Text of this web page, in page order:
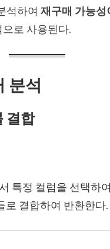
석하여 재구매 가능성
로 사용된다.
분석
결합
특정 컬럼을 선택하
로 결합하여 반환한다.